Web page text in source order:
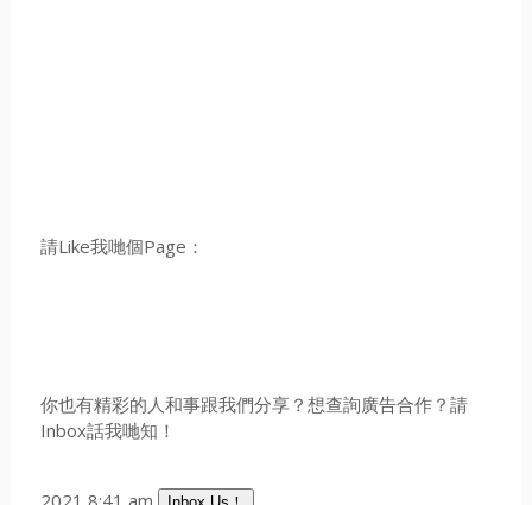
請Like我哋個Page：
你也有精彩的人和事跟我們分享？想查詢廣告合作？請
Inbox話我哋知！
2021 8:41 am